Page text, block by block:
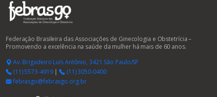
Federação Brasileira das Associações de Ginecologia e Obstetrícia –
Promovendo a excelência na saúde da mulher há mais de 60 anos.
Av. Brigadeiro Luís Antônio, 3421 São Paulo/SP
(11) 5573-4919|
(11) 3050-0400
febrasgo@febrasgo.org.br